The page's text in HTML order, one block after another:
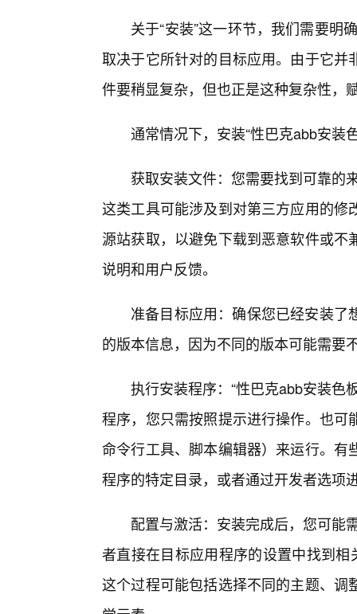
关于“安装”这一环节，我们需要明
取决于它所针对的目标应用。由于它
件要稍显复杂，但也正是这种复杂性，
通常情况下，安装“性巴克abb安装
获取安装文件：您需要找到可靠的
这类工具可能涉及到对第三方应用的
源站获取，以避免下载到恶意软件或
说明和用户反馈。
准备目标应用：确保您已经安装
的版本信息，因为不同的版本可能需要
执行安装程序：“性巴克abb安装色
程序，您只需按照提示进行操作。也
命令行工具、脚本编辑器）来运行。
程序的特定目录，或者通过开发者选项
配置与激活：安装完成后，您可能
者直接在目标应用程序的设置中找到
这个过程可能包括选择不同的主题、